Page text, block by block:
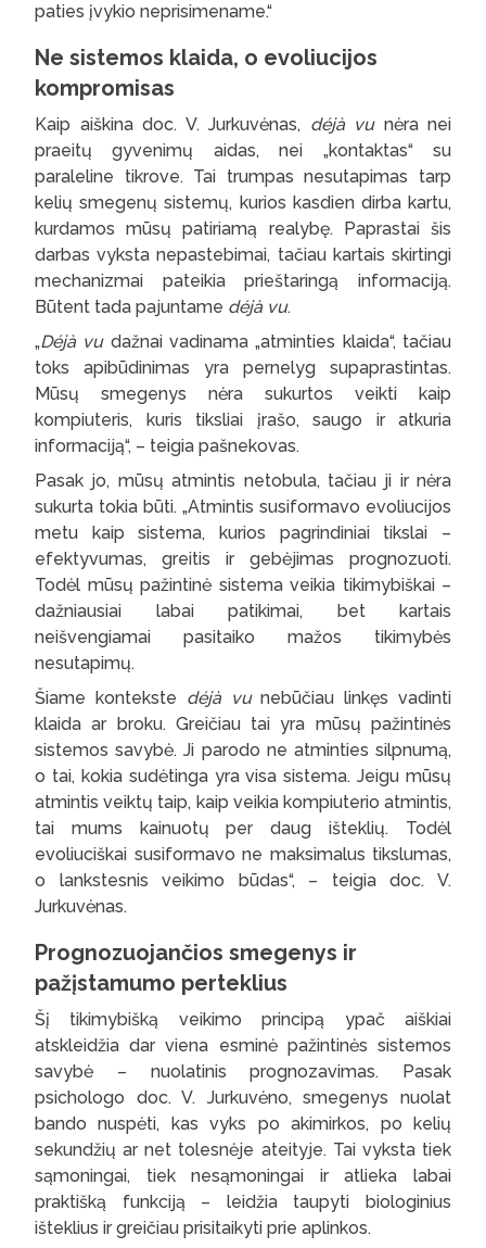
paties įvykio neprisimename.“
Ne sistemos klaida, o evoliucijos
kompromisas
Kaip aiškina doc. V. Jurkuvėnas, déjà vunėra nei
praeitų gyvenimų aidas, nei „kontaktas“ su
paraleline tikrove. Tai trumpas nesutapimas tarp
kelių smegenų sistemų, kurios kasdien dirba kartu,
kurdamos mūsų patiriamą realybę. Paprastai šis
darbas vyksta nepastebimai, tačiau kartais skirtingi
mechanizmai pateikia prieštaringą informaciją.
Būtent tada pajuntame déjà vu.
„Déjà vudažnai vadinama „atminties klaida“, tačiau
toks apibūdinimas yra pernelyg supaprastintas.
Mūsų smegenys nėra sukurtos veikti kaip
kompiuteris, kuris tiksliai įrašo, saugo ir atkuria
informaciją“, – teigia pašnekovas.
Pasak jo, mūsų atmintis netobula, tačiau ji ir nėra
sukurta tokia būti. „Atmintis susiformavo evoliucijos
metu kaip sistema, kurios pagrindiniai tikslai –
efektyvumas, greitis ir gebėjimas prognozuoti.
Todėl mūsų pažintinė sistema veikia tikimybiškai –
dažniausiai labai patikimai, bet kartais
neišvengiamai pasitaiko mažos tikimybės
nesutapimų.
Šiame kontekste déjà vunebūčiau linkęs vadinti
klaida ar broku. Greičiau tai yra mūsų pažintinės
sistemos savybė. Ji parodo ne atminties silpnumą,
o tai, kokia sudėtinga yra visa sistema. Jeigu mūsų
atmintis veiktų taip, kaip veikia kompiuterio atmintis,
tai mums kainuotų per daug išteklių. Todėl
evoliuciškai susiformavo ne maksimalus tikslumas,
o lankstesnis veikimo būdas“, – teigia doc. V.
Jurkuvėnas.
Prognozuojančios smegenys ir
pažįstamumo perteklius
Šį tikimybišką veikimo principą ypač aiškiai
atskleidžia dar viena esminė pažintinės sistemos
savybė – nuolatinis prognozavimas. Pasak
psichologo doc. V. Jurkuvėno, smegenys nuolat
bando nuspėti, kas vyks po akimirkos, po kelių
sekundžių ar net tolesnėje ateityje. Tai vyksta tiek
sąmoningai, tiek nesąmoningai ir atlieka labai
praktišką funkciją – leidžia taupyti biologinius
išteklius ir greičiau prisitaikyti prie aplinkos.